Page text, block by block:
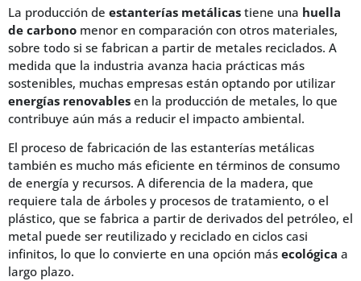
La producción de estanterías metálicas tiene una huella
de carbono menor en comparación con otros materiales,
sobre todo si se fabrican a partir de metales reciclados. A
medida que la industria avanza hacia prácticas más
sostenibles, muchas empresas están optando por utilizar
energías renovables en la producción de metales, lo que
contribuye aún más a reducir el impacto ambiental.
El proceso de fabricación de las estanterías metálicas
también es mucho más eficiente en términos de consumo
de energía y recursos. A diferencia de la madera, que
requiere tala de árboles y procesos de tratamiento, o el
plástico, que se fabrica a partir de derivados del petróleo, el
metal puede ser reutilizado y reciclado en ciclos casi
infinitos, lo que lo convierte en una opción más ecológica a
largo plazo.